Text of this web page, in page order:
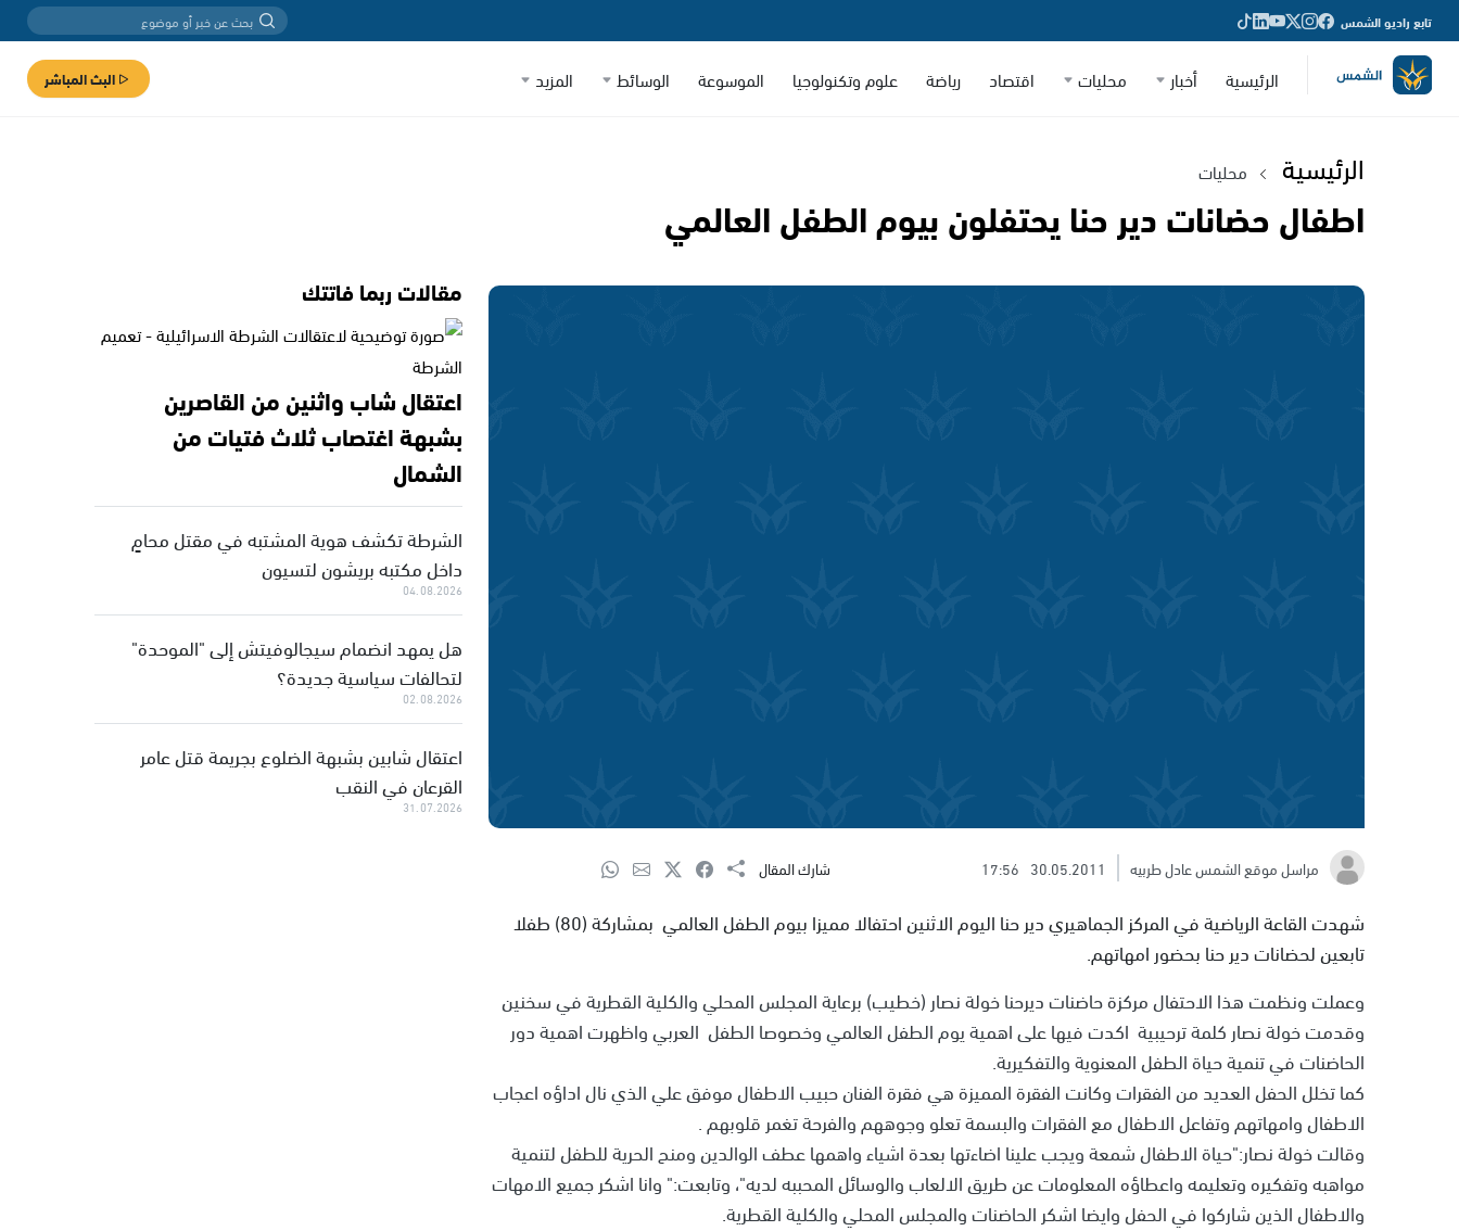
تابع راديو الشمس
الرئيسية أخبار محليات اقتصاد رياضة علوم وتكنولوجيا الموسوعة الوسائط المزيد البث المباشر
الرئيسية محليات
اطفال حضانات دير حنا يحتفلون بيوم الطفل العالمي
مراسل موقع الشمس عادل طربيه 30.05.2011
17:56 شارك المقال
شهدت القاعة الرياضية في المركز الجماهيري دير حنا اليوم الاثنين احتفالا مميزا بيوم الطفل العالمي بمشاركة (80) طفلا
تابعين لحضانات دير حنا بحضور امهاتهم.
وعملت ونظمت هذا الاحتفال مركزة حاضنات ديرحنا خولة نصار (خطيب) برعاية المجلس المحلي والكلية القطرية في سخنين
وقدمت خولة نصار كلمة ترحيبية اكدت فيها على اهمية يوم الطفل العالمي وخصوصا الطفل العربي واظهرت اهمية دور
الحاضنات في تنمية حياة الطفل المعنوية والتفكيرية.
كما تخلل الحفل العديد من الفقرات وكانت الفقرة المميزة هي فقرة الفنان حبيب الاطفال موفق علي الذي نال اداؤه اعجاب
الاطفال وامهاتهم وتفاعل الاطفال مع الفقرات والبسمة تعلو وجوههم والفرحة تغمر قلوبهم .
وقالت خولة نصار:"حياة الاطفال شمعة ويجب علينا اضاءتها بعدة اشياء واهمها عطف الوالدين ومنح الحرية للطفل لتنمية
مواهبه وتفكيره وتعليمه واعطاؤه المعلومات عن طريق الالعاب والوسائل المحببه لديه"، وتابعت:" وانا اشكر جميع الامهات
والاطفال الذين شاركوا في الحفل وايضا اشكر الحاضنات والمجلس المحلي والكلية القطرية.
مقالات ربما فاتتك
اعتقال شاب واثنين من القاصرين
بشبهة اغتصاب ثلاث فتيات من
الشمال
الشرطة تكشف هوية المشتبه في مقتل محامٍ
داخل مكتبه بريشون لتسيون
04.08.2026
هل يمهد انضمام سيجالوفيتش إلى "الموحدة"
لتحالفات سياسية جديدة؟
02.08.2026
اعتقال شابين بشبهة الضلوع بجريمة قتل عامر
القرعان في النقب
31.07.2026